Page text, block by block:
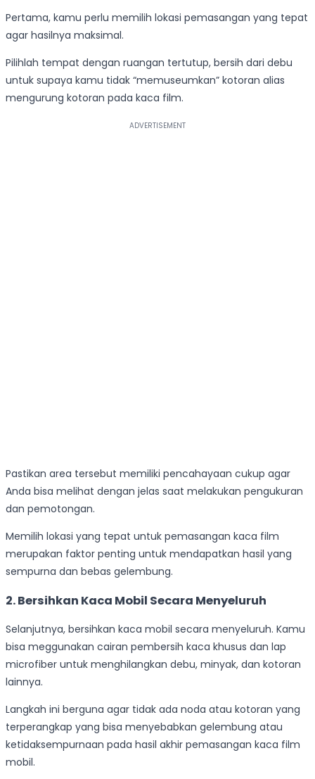
Pertama, kamu perlu memilih lokasi pemasangan yang tepat
agar hasilnya maksimal.
Pilihlah tempat dengan ruangan tertutup, bersih dari debu
untuk supaya kamu tidak “memuseumkan” kotoran alias
mengurung kotoran pada kaca film.
Pastikan area tersebut memiliki pencahayaan cukup agar
Anda bisa melihat dengan jelas saat melakukan pengukuran
dan pemotongan.
Memilih lokasi yang tepat untuk pemasangan kaca film
merupakan faktor penting untuk mendapatkan hasil yang
sempurna dan bebas gelembung.
2.Bersihkan Kaca Mobil Secara Menyeluruh
Selanjutnya, bersihkan kaca mobil secara menyeluruh. Kamu
bisa meggunakan cairan pembersih kaca khusus dan lap
microfiber untuk menghilangkan debu, minyak, dan kotoran
lainnya.
Langkah ini berguna agar tidak ada noda atau kotoran yang
terperangkap yang bisa menyebabkan gelembung atau
ketidaksempurnaan pada hasil akhir pemasangan kaca film
mobil.